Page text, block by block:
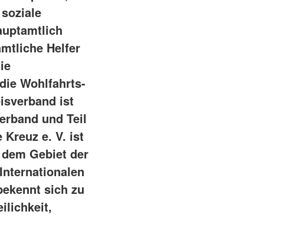
Helfer
Wohlfahrts-
ist
und Teil
Kreuz e. V. ist
Gebiet der
sich zu